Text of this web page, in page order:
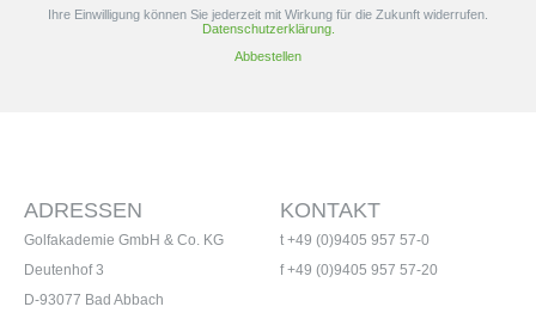
Ihre Einwilligung können Sie jederzeit mit Wirkung für die Zukunft widerrufen.
Datenschutzerklärung.
Abbestellen
KONTAKT
t +49 (0)9405 957 57-0
f +49 (0)9405 957 57-20
ADRESSEN
Golfakademie GmbH & Co. KG
Deutenhof 3
D-93077 Bad Abbach